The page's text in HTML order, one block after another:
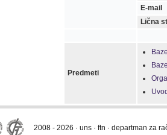
E-mail
Lična
Predmeti
2008 - 2026 · uns · ftn · departman za